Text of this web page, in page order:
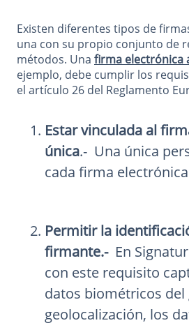
Existen diferentes tipos de
una con su propio conjunto de
métodos. Una firma electrónica
ejemplo, debe cumplir los
el artículo 26 del Reglamento
Estar vinculada al
única.- Una única
cada firma
Permitir la
firmante.- En
con este requisito
datos biométricos del
geolocalización, los